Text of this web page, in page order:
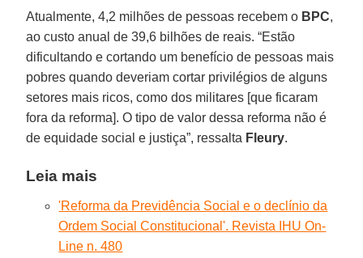
Atualmente, 4,2 milhões de pessoas recebem o BPC,
ao custo anual de 39,6 bilhões de reais. “Estão
dificultando e cortando um benefício de pessoas mais
pobres quando deveriam cortar privilégios de alguns
setores mais ricos, como dos militares [que ficaram
fora da reforma]. O tipo de valor dessa reforma não é
de equidade social e justiça”, ressalta Fleury.
Leia mais
'Reforma da Previdência Social e o declínio da
Ordem Social Constitucional'. Revista IHU On-
Line n. 480